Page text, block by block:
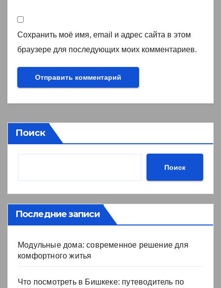
Сохранить моё имя, email и адрес сайта в этом
браузере для последующих моих комментариев.
Поиск
Поиск
Последние записи
Модульные дома: современное решение для
комфортного житья
Что посмотреть в Бишкеке: путеводитель по